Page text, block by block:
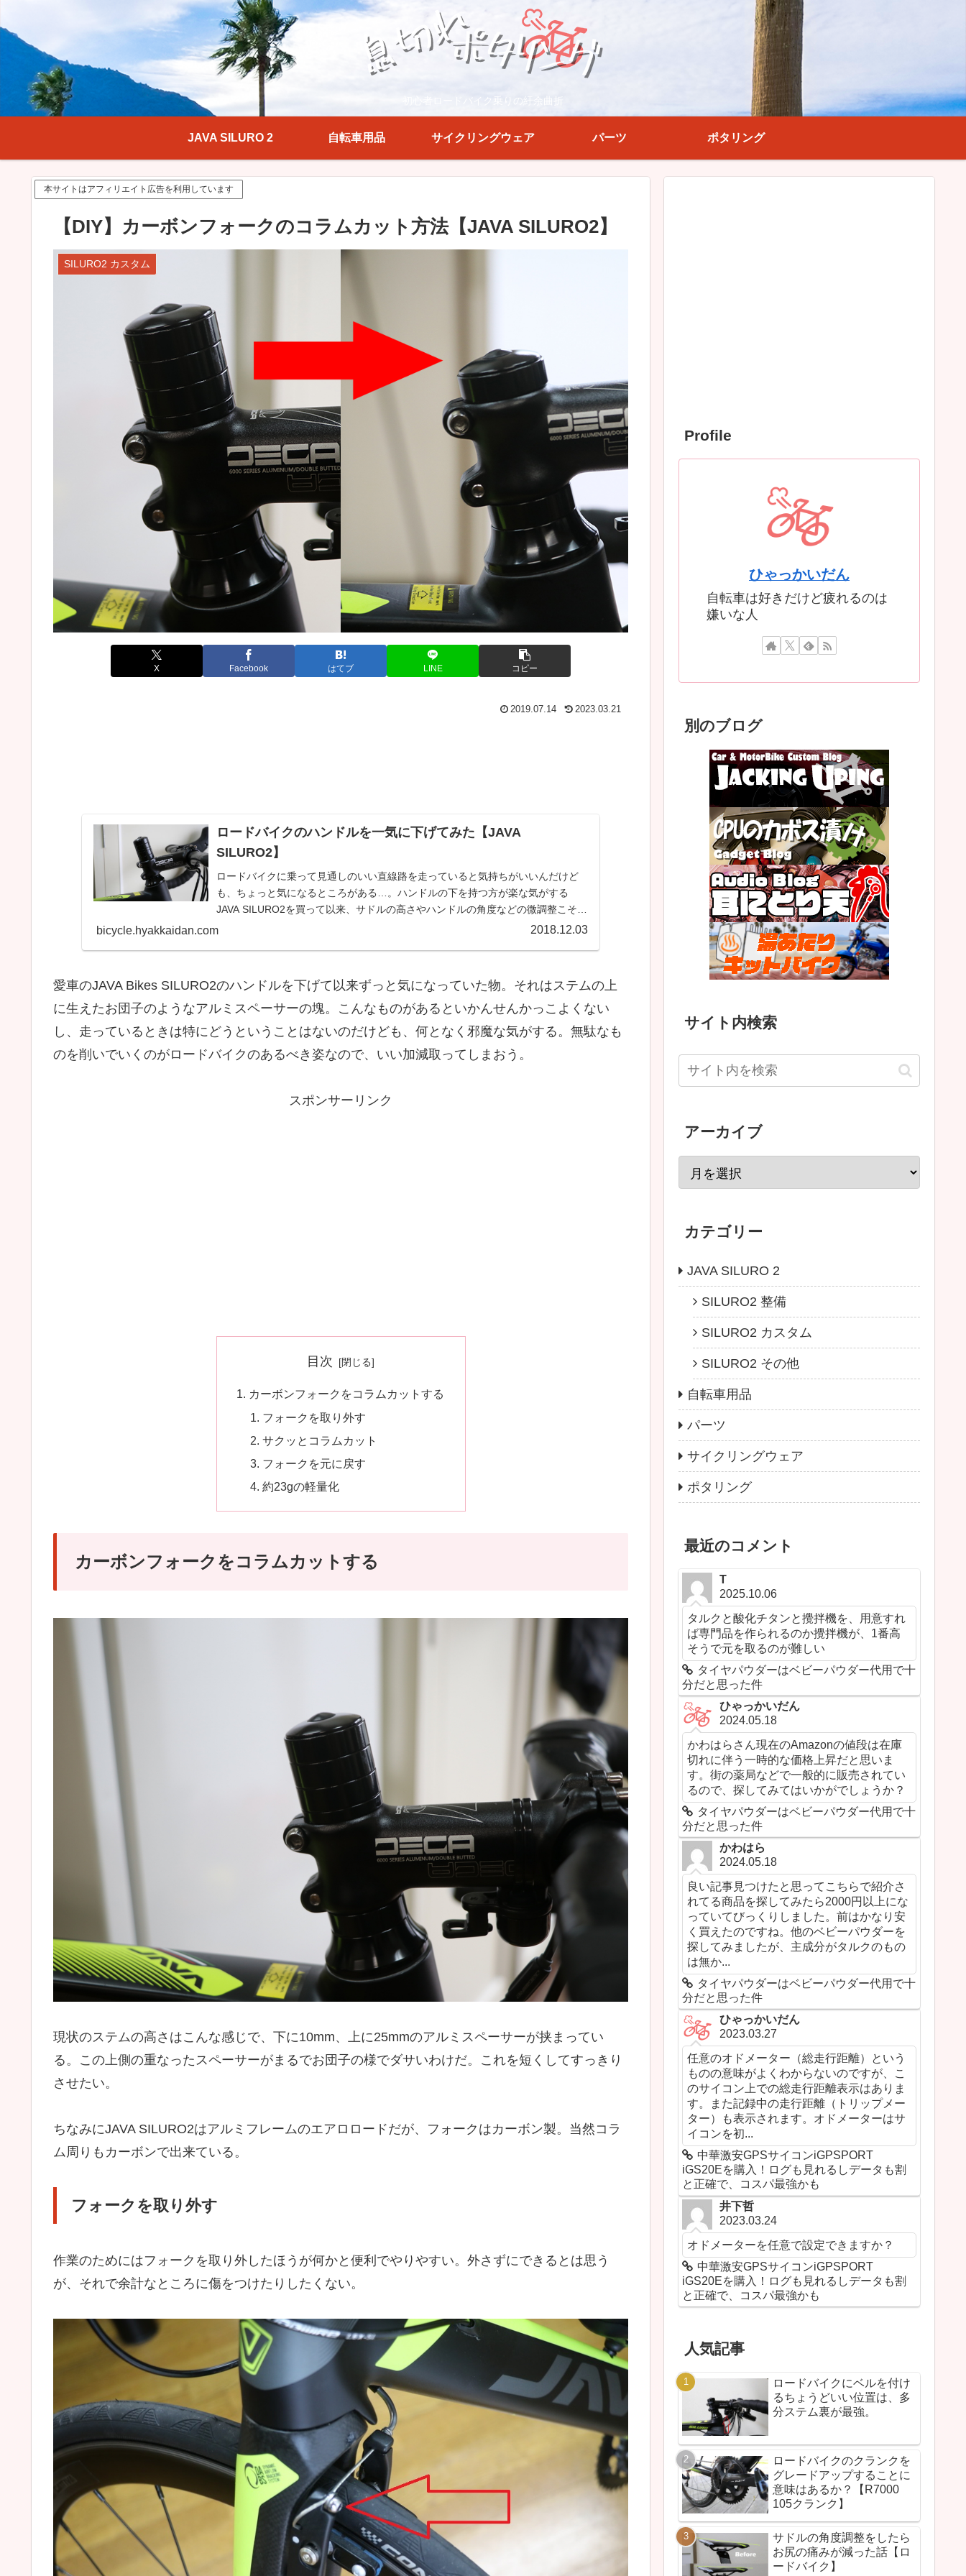
初心者ロードバイク乗りの紆余曲折
JAVA SILURO 2 自転車用品 サイクリングウェア パーツ ポタリング
本サイトはアフィリエイト広告を利用しています
【DIY】カーボンフォークのコラムカット方法【JAVA SILURO2】
SILURO2 カスタム
X Facebook はてブ LINE コピー
2019.07.14 2023.03.21
ロードバイクのハンドルを一気に下げてみた【JAVA
SILURO2】
ロードバイクに乗って見通しのいい直線路を走っていると気持ちがいいんだけど
も、ちょっと気になるところがある…。ハンドルの下を持つ方が楽な気がする
JAVA SILURO2を買って以来、サドルの高さやハンドルの角度などの微調整こそ行
ったものの、基...
bicycle.hyakkaidan.com 2018.12.03
愛車のJAVA Bikes SILURO2のハンドルを下げて以来ずっと気になっていた物。それはステムの上
に生えたお団子のようなアルミスペーサーの塊。こんなものがあるといかんせんかっこよくない
し、走っているときは特にどうということはないのだけども、何となく邪魔な気がする。無駄なも
のを削いでいくのがロードバイクのあるべき姿なので、いい加減取ってしまおう。
スポンサーリンク
目次
カーボンフォークをコラムカットする
フォークを取り外す
サクッとコラムカット
フォークを元に戻す
約23gの軽量化
カーボンフォークをコラムカットする
現状のステムの高さはこんな感じで、下に10mm、上に25mmのアルミスペーサーが挟まってい
る。この上側の重なったスペーサーがまるでお団子の様でダサいわけだ。これを短くしてすっきり
させたい。
ちなみにJAVA SILURO2はアルミフレームのエアロロードだが、フォークはカーボン製。当然コラ
ム周りもカーボンで出来ている。
フォークを取り外す
作業のためにはフォークを取り外したほうが何かと便利でやりやすい。外さずにできるとは思う
が、それで余計なところに傷をつけたりしたくない。
Profile
ひゃっかいだん
自転車は好きだけど疲れるのは
嫌いな人
別のブログ
サイト内検索
アーカイブ
カテゴリー
JAVA SILURO 2
SILURO2 整備
SILURO2 カスタム
SILURO2 その他
自転車用品
パーツ
サイクリングウェア
ポタリング
最近のコメント
T
2025.10.06
タルクと酸化チタンと攪拌機を、用意すれ
ば専門品を作られるのか攪拌機が、1番高
そうで元を取るのが難しい
タイヤパウダーはベビーパウダー代用で十
分だと思った件
ひゃっかいだん
2024.05.18
かわはらさん現在のAmazonの値段は在庫
切れに伴う一時的な価格上昇だと思いま
す。街の薬局などで一般的に販売されてい
るので、探してみてはいかがでしょうか？
タイヤパウダーはベビーパウダー代用で十
分だと思った件
かわはら
2024.05.18
良い記事見つけたと思ってこちらで紹介さ
れてる商品を探してみたら2000円以上にな
っていてびっくりしました。前はかなり安
く買えたのですね。他のベビーパウダーを
探してみましたが、主成分がタルクのもの
は無か...
タイヤパウダーはベビーパウダー代用で十
分だと思った件
ひゃっかいだん
2023.03.27
任意のオドメーター（総走行距離）という
ものの意味がよくわからないのですが、こ
のサイコン上での総走行距離表示はありま
す。また記録中の走行距離（トリップメー
ター）も表示されます。オドメーターはサ
イコンを初...
中華激安GPSサイコンiGPSPORT
iGS20Eを購入！ログも見れるしデータも割
と正確で、コスパ最強かも
井下哲
2023.03.24
オドメーターを任意で設定できますか？
中華激安GPSサイコンiGPSPORT
iGS20Eを購入！ログも見れるしデータも割
と正確で、コスパ最強かも
人気記事
ロードバイクにベルを付け
るちょうどいい位置は、多
分ステム裏が最強。
ロードバイクのクランクを
グレードアップすることに
意味はあるか？【R7000
105クランク】
サドルの角度調整をしたら
お尻の痛みが減った話【ロ
ードバイク】